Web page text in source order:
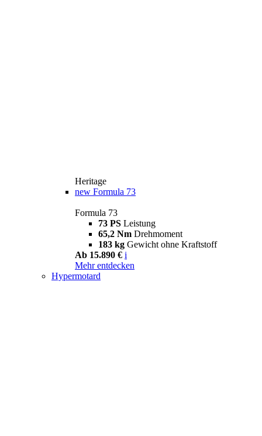
Heritage
new Formula 73
Formula 73
73 PS Leistung
65,2 Nm Drehmoment
183 kg Gewicht ohne Kraftstoff
Ab 15.890 € i
Mehr entdecken
Hypermotard